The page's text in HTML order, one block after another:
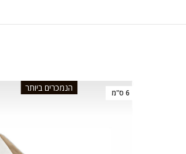
הנמכרים ביותר 6 ס"מ